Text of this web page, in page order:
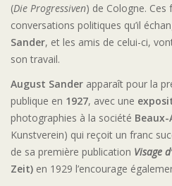
(Die Progressiven) de Cologne.
conversations politiques qu’il
Sander, et les amis de celui-ci,
son travail.
August Sander apparaît pour la
publique en 1927, avec une
photographies à la société
Kunstverein) qui reçoit un franc
de sa première publication Visage
Zeit) en 1929 l’encourage